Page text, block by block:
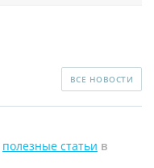
ВСЕ НОВОСТИ
полезные статьи в